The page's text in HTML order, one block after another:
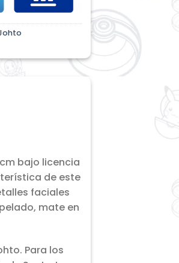
bajo licencia
de este
faciales
mate en
Para los